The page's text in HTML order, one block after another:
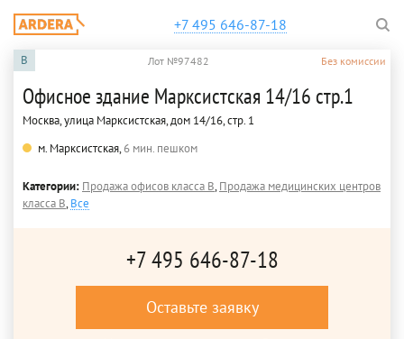
+7 495 646-87-18
B Лот №97482 Без комиссии
Офисное здание Марксистская 14/16 стр.1
Москва, улица Марксистская, дом 14/16, стр. 1
м. Марксистская,6 мин. пешком
Категории: Продажа офисов класса B,Продажа медицинских центров
класса B,Все
+7 495 646-87-18
Оставьте заявку